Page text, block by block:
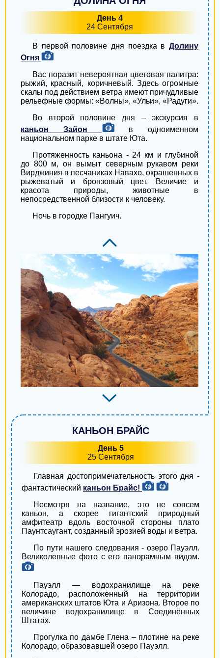
Каховка
Жмеринка
Чугуев
Самбор
Токмак
Боярка
Глухов
Староконстантинов
Вишнёвое
Славута
Могилёв-Подольский
Обухов
Первомайский
Купянск
Балаклея
Синельниково
Костополь
Знаменка
Першотравенск
Хуст
Чортков
Лебедин
Буча
Новый Роздол
Малин
День 4
24 Сентября
В первой половине дня поездка в Долину
Огня
Вас поразит невероятная цветовая палитра:
рыжий, красный, коричневый. Здесь огромные
скалы под действием ветра имеют причудливые
рельефные формы: «Волны», «Ульи», «Радуги».
Во второй половине дня – экскурсия в
каньон Зайон
в одноименном
национальном парке в штате Юта.
Протяженность каньона - 24 км и глубиной
до 800 м, он вымыт северным рукавом реки
Вирджиния в песчаниках Навахо, окрашенных в
рыжеватый и бронзовый цвет. Величие и
красота природы, животные в
непосредственной близости к человеку.
Ночь в городке Пангуич.
КАНЬОН БРАЙС
День 5
25 Сентября
Главная достопримечательность этого дня -
фантастический каньон Брайс!
Несмотря на название, это не совсем
каньон, а скорее гигантский природный
амфитеатр вдоль восточной стороны плато
Паунтсаугант, созданный эрозией воды и ветра.
По пути нашего следования - озеро Пауэлл.
Великолепные фото с его панорамным видом.
Пауэлл — водохранилище на реке
Колорадо, расположенный на территории
американских штатов Юта и Аризона. Второе по
величине водохранилище в Соединённых
Штатах.
Прогулка по дамбе Глена – плотине на реке
Колорадо, образовавшей озеро Пауэлл.